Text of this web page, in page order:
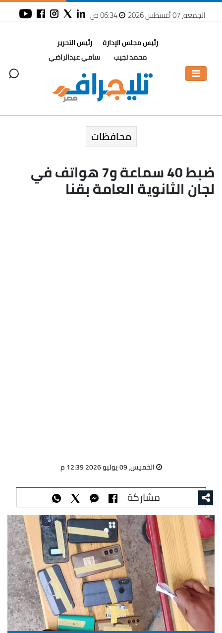
الجمعة، 07 أغسطس 2026 06:34 ص
رئيس مجلس الإدارة
محمد نجيب
رئيس التحرير
سامي عبدالراضي
محافظات
ضبط 40 سماعة و7 هواتف في
لجان الثانوية العامة بقنا
الخميس، 09 يوليو 2026 12:39 م
مشاركة